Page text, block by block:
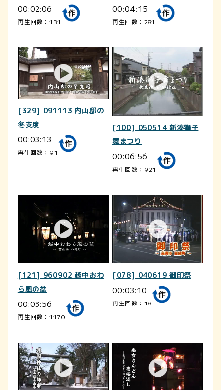
00:02:06
再生回数：131
00:04:15
再生回数：281
[329] 091113 内山邸の
冬支度
00:03:13
再生回数：91
[100] 050514 新湊獅子
舞まつり
00:06:56
再生回数：921
[121] 960902 越中おわ
ら風の盆
00:03:56
再生回数：1170
[078] 040619 御印祭
00:03:10
再生回数：18